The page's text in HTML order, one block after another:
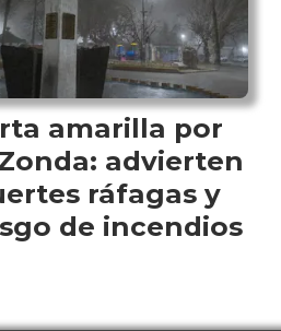
amarilla por
advierten
ráfagas y
de incendios